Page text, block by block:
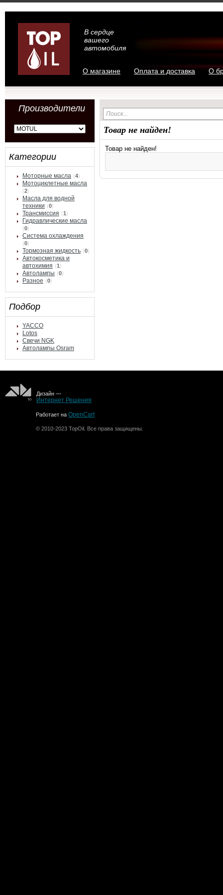
В сердце
вашего
автомобиля
О магазине Оплата и доставка О
Производители
Категории
Моторные масла (4)
Мотоциклетные масла
(2)
Масла для водной
техники (0)
Трансмиссия (1)
Гидравлические масла
(0)
Система охлаждения
(0)
Тормозная жидкость (0)
Автокосметика и
автохимия (1)
Автолампы (0)
Разное (0)
Подбор
YACCO
Lotos
Свечи NGK
Автолампы Osram
Товар не найден!
Товар не найден!
Дизайн —
Интернет Решения
Работает на OpenCart
© 2010-2023 TopOil. Все права защищены.